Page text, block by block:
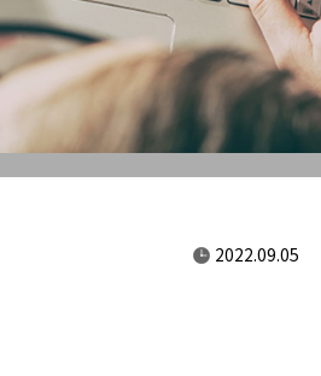
2022.09.05